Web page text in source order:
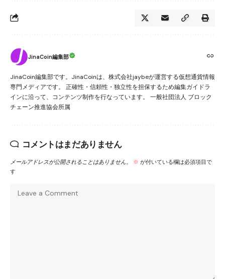
JinaCoin編集部
JinaCoin編集部です。JinaCoinは、株式会社jaybeが運営する仮想通貨情報
専門メディアです。 正確性・信頼性・独立性を担保するため編集ガイドラ
インに沿って、コンテンツ制作を行なっています。 一般社団法人 ブロック
チェーン推進協会所属
コメントはまだありません
メールアドレスが公開されることはありません。 ※ が付いている欄は必須項目で
す